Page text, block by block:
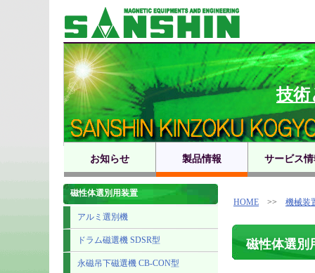
技術
お知らせ 製品情報 サービス
磁性体選別用装置
アルミ選別機
ドラム磁選機 SDSR型
永磁吊下磁選機 CB-CON型
HOME >> 機械装
磁性体選別